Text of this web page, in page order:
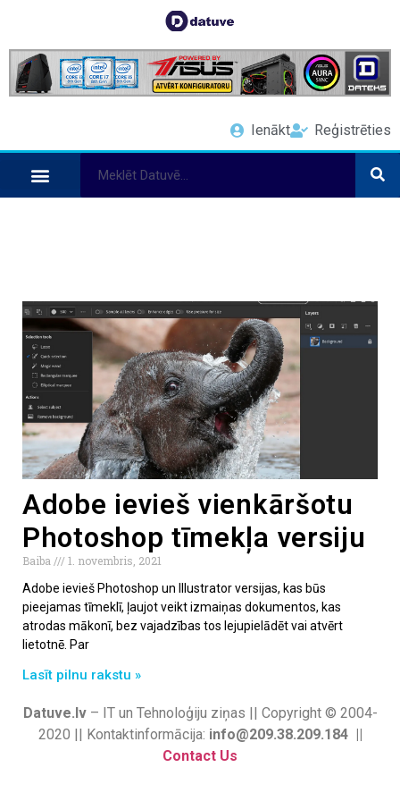
Ienākt Reģistrēties
Adobe ievieš vienkāršotu
Photoshop tīmekļa versiju
Baiba
1. novembris, 2021
Adobe ievieš Photoshop un Illustrator versijas, kas būs
pieejamas tīmeklī, ļaujot veikt izmaiņas dokumentos, kas
atrodas mākonī, bez vajadzības tos lejupielādēt vai atvērt
lietotnē. Par
Lasīt pilnu rakstu »
Datuve.lv– IT un Tehnoloģiju ziņas || Copyright © 2004-
2020 || Kontaktinformācija: info@209.38.209.184 ||
Contact Us